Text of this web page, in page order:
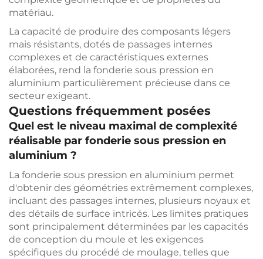
matériau.
La capacité de produire des composants légers
mais résistants, dotés de passages internes
complexes et de caractéristiques externes
élaborées, rend la fonderie sous pression en
aluminium particulièrement précieuse dans ce
secteur exigeant.
Questions fréquemment posées
Quel est le niveau maximal de complexité
réalisable par fonderie sous pression en
aluminium ?
La fonderie sous pression en aluminium permet
d'obtenir des géométries extrêmement complexes,
incluant des passages internes, plusieurs noyaux et
des détails de surface intricés. Les limites pratiques
sont principalement déterminées par les capacités
de conception du moule et les exigences
spécifiques du procédé de moulage, telles que